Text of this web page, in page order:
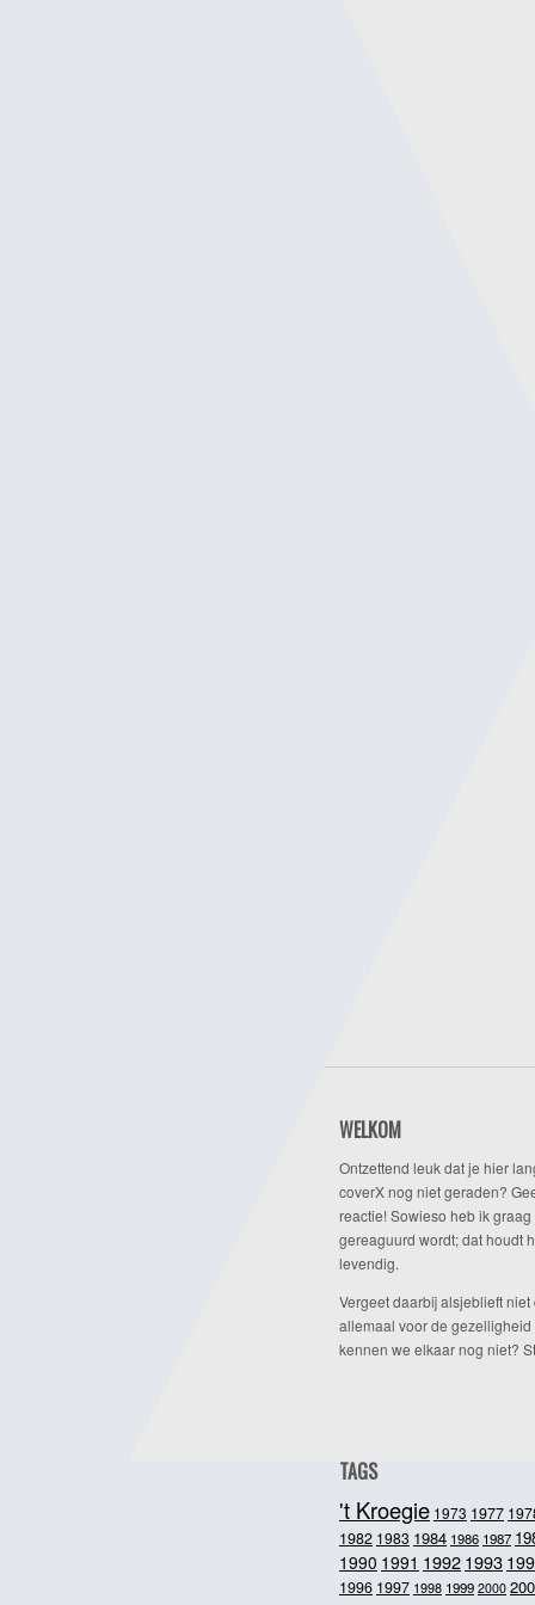
WELKOM
Ontzettend leuk dat je hier
coverX nog niet geraden?
reactie! Sowieso heb ik graag
gereaguurd wordt; dat houdt
levendig.
Vergeet daarbij alsjeblieft niet
allemaal voor de gezelligheid
kennen we elkaar nog niet?
TAGS
't Kroegie 1973 1977
1982 1983 1984 1986 1987
1990 1991 19921993
1996 1997 1998 1999 2000